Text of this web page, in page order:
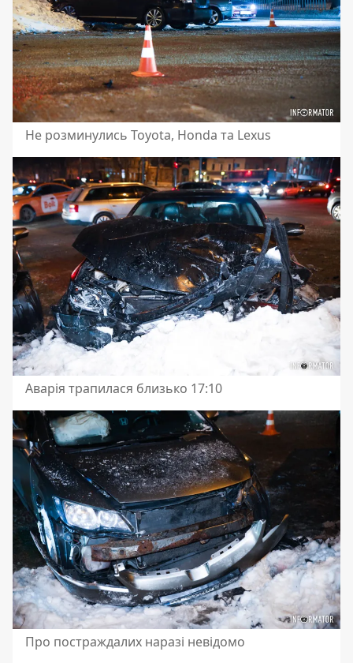
Не розминулись Toyota, Honda та Lexus
Аварія трапилася близько 17:10
Про постраждалих наразі невідомо